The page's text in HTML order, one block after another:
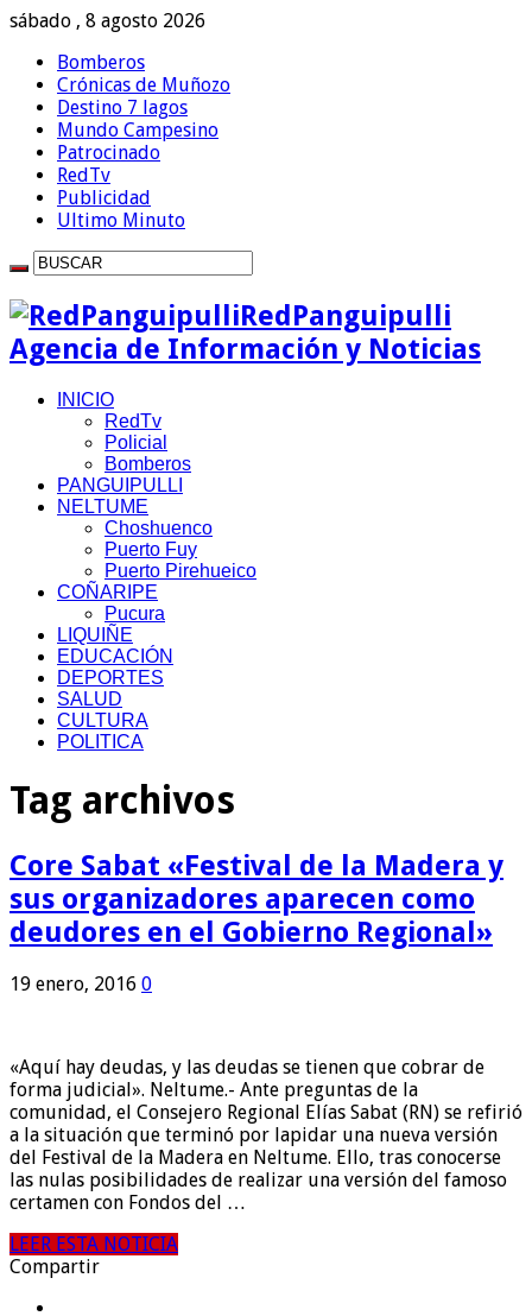
sábado , 8 agosto 2026
Bomberos
Crónicas de Muñozo
Destino 7 lagos
Mundo Campesino
Patrocinado
RedTv
Publicidad
Ultimo Minuto
RedPanguipulli
Agencia de Información y Noticias
INICIO
RedTv
Policial
Bomberos
PANGUIPULLI
NELTUME
Choshuenco
Puerto Fuy
Puerto Pirehueico
COÑARIPE
Pucura
LIQUIÑE
EDUCACIÓN
DEPORTES
SALUD
CULTURA
POLITICA
Tag archivos
Core Sabat «Festival de la Madera y
sus organizadores aparecen como
deudores en el Gobierno Regional»
19 enero, 2016 0
«Aquí hay deudas, y las deudas se tienen que cobrar de
forma judicial». Neltume.- Ante preguntas de la
comunidad, el Consejero Regional Elías Sabat (RN) se refirió
a la situación que terminó por lapidar una nueva versión
del Festival de la Madera en Neltume. Ello, tras conocerse
las nulas posibilidades de realizar una versión del famoso
certamen con Fondos del …
LEER ESTA NOTICIA
Compartir